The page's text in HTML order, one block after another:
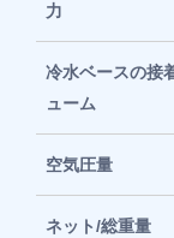
力
冷水ベースの接
ューム
空気圧量
ネット/総重量